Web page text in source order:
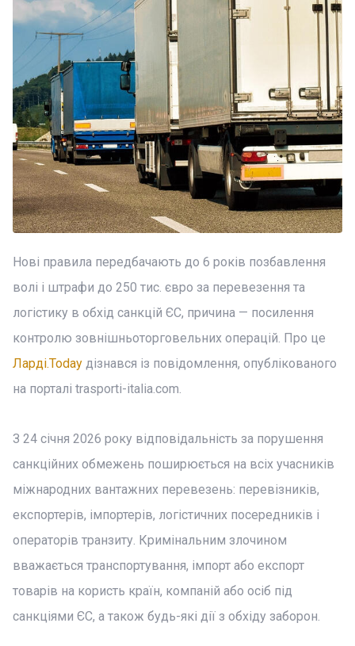
Нові правила передбачають до 6 років позбавлення
волі і штрафи до 250 тис. євро за перевезення та
логістику в обхід санкцій ЄС, причина — посилення
контролю зовнішньоторговельних операцій. Про це
Ларді.Today дізнався із повідомлення, опублікованого
на порталі trasporti-italia.com.
З 24 січня 2026 року відповідальність за порушення
санкційних обмежень поширюється на всіх учасників
міжнародних вантажних перевезень: перевізників,
експортерів, імпортерів, логістичних посередників і
операторів транзиту. Кримінальним злочином
вважається транспортування, імпорт або експорт
товарів на користь країн, компаній або осіб під
санкціями ЄС, а також будь-які дії з обхіду заборон.